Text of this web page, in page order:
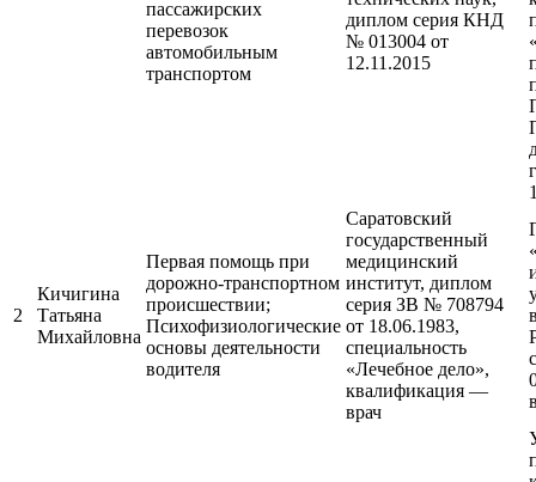
пассажирских
перевозок
автомобильным
транспортом
диплом серия КНД
№ 013004 от
12.11.2015
2
Кичигина
Татьяна
Михайловна
Первая помощь при
дорожно-транспортном
происшествии;
Психофизиологические
основы деятельности
водителя
Саратовский
государственный
медицинский
институт, диплом
серия ЗВ № 708794
от 18.06.1983,
специальность
«Лечебное дело»,
квалификация —
врач